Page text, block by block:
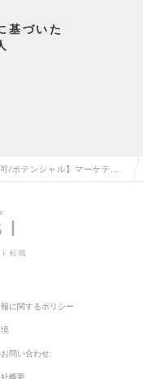
基づいた
可/ポテンシャル】マーケティ
転職
に関するポリシー
問い合わせ
概要